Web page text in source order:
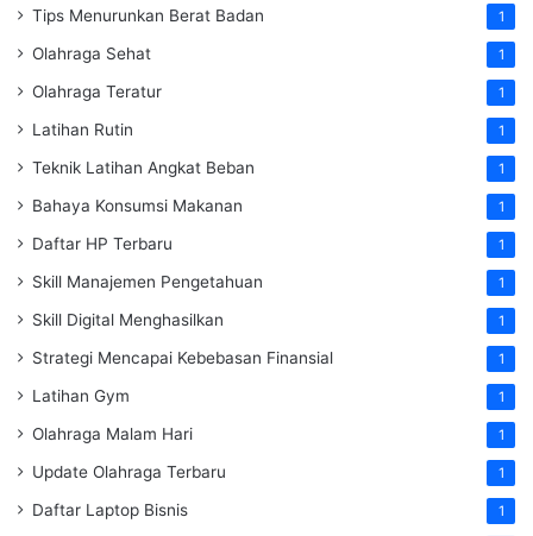
Tips Menurunkan Berat Badan 1
Olahraga Sehat 1
Olahraga Teratur 1
Latihan Rutin 1
Teknik Latihan Angkat Beban 1
Bahaya Konsumsi Makanan 1
Daftar HP Terbaru 1
Skill Manajemen Pengetahuan 1
Skill Digital Menghasilkan 1
Strategi Mencapai Kebebasan Finansial 1
Latihan Gym 1
Olahraga Malam Hari 1
Update Olahraga Terbaru 1
Daftar Laptop Bisnis 1